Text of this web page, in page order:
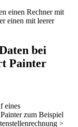
einen Rechner mit
einen mit leerer
bei
Painter
eines
zum Beispiel
>